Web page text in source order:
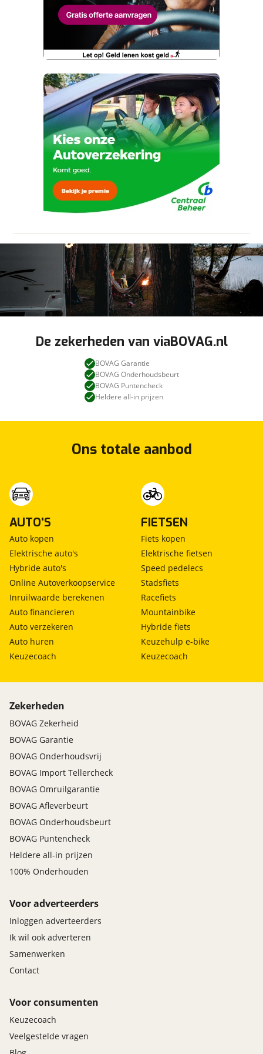
Vraag mijn proefrit aan
om je aanvraag zo goed mogelijk bij de
aanbieder te brengen. Lees hier meer over in
onzeprivacyverklaring .
Telefoonnummer (optioneel)
Verstuur mijn vraag
viaBOVAG.nl verwerkt je persoonsgegevens
om je aanvraag zo goed mogelijk bij de
aanbieder te brengen. Lees hier meer over in
onze
Wat klopt er niet?
Kan je ons nog meer vertellen? (optioneel)
Stuur mijn bevinding door
De zekerheden van viaBOVAG.nl
BOVAG Garantie
BOVAG Onderhoudsbeurt
BOVAG Puntencheck
Heldere all-in prijzen
Ons totale aanbod
AUTO'S
Auto kopen
Elektrische auto's
Hybride auto's
Online Autoverkoopservice
Inruilwaarde berekenen
Auto financieren
Auto verzekeren
Auto huren
Keuzecoach
FIETSEN
Fiets kopen
Elektrische fietsen
Speed pedelecs
Stadsfiets
Racefiets
Mountainbike
Hybride fiets
Keuzehulp e-bike
Keuzecoach
Zekerheden
BOVAG Zekerheid
BOVAG Garantie
BOVAG Onderhoudsvrij
BOVAG Import Tellercheck
BOVAG Omruilgarantie
BOVAG Afleverbeurt
BOVAG Onderhoudsbeurt
BOVAG Puntencheck
Heldere all-in prijzen
100% Onderhouden
Voor adverteerders
Inloggen adverteerders
Ik wil ook adverteren
Samenwerken
Contact
Voor consumenten
Keuzecoach
Veelgestelde vragen